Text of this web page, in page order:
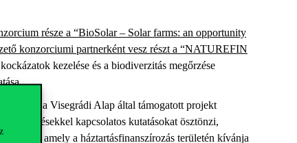
része a “BioSolar – Solar farms: an opportunity
konzorciumi partnerként vesz részt a “NATUREFIN
kockázatok kezelése és a biodiverzitás megőrzése
.
a Visegrádi Alap által támogatott projekt
kérdésekkel kapcsolatos kutatásokat ösztönzi,
dolgozik amely a háztartásfinanszírozás területén kívánja